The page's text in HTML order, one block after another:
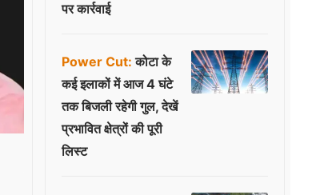
पर कार्रवाई
Power Cut: कोटा के
कई इलाकों में आज 4 घंटे
तक बिजली रहेगी गुल, देखें
प्रभावित क्षेत्रों की पूरी
लिस्ट